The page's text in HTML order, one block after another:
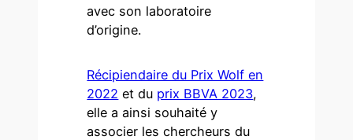
avec son laboratoire
d’origine.
Récipiendaire du Prix Wolf en
2022 et du prix BBVA 2023,
elle a ainsi souhaité y
associer les chercheurs du